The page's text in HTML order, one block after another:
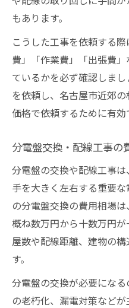
もあります。
こうした工事を依頼する
費」「作業費」「出張費
ているかを必ず確認しま
を依頼し、名古屋市近郊
価格で依頼するために有効
分電盤交換・配線工事の
分電盤の交換や配線工事
手を大きく左右する重要
の分電盤交換の費用相場
概ね数万円から十数万円
屋数や配線距離、建物の
す。
分電盤の交換が必要にな
の老朽化、漏電対策など